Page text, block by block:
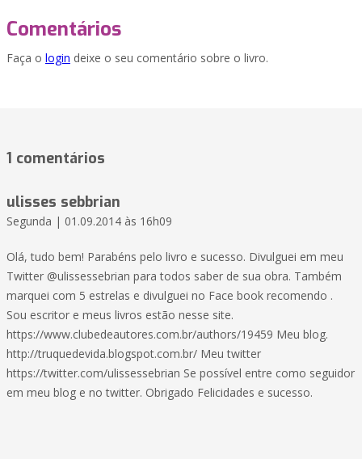
Comentários
Faça o login deixe o seu comentário sobre o livro.
1 comentários
ulisses sebbrian
Segunda | 01.09.2014 às 16h09
Olá, tudo bem! Parabéns pelo livro e sucesso. Divulguei em meu
Twitter @ulissessebrian para todos saber de sua obra. Também
marquei com 5 estrelas e divulguei no Face book recomendo .
Sou escritor e meus livros estão nesse site.
https://www.clubedeautores.com.br/authors/19459 Meu blog.
http://truquedevida.blogspot.com.br/ Meu twitter
https://twitter.com/ulissessebrian Se possível entre como seguidor
em meu blog e no twitter. Obrigado Felicidades e sucesso.